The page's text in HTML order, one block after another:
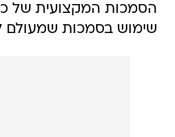
הסמכות המקצועית של
שימוש בסמכות